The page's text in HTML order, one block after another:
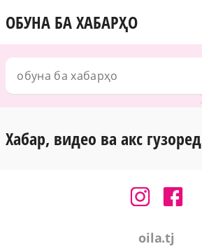
ОБУНА БА ХАБАРҲО
Хабар, видео ва акс гузоред
oila.tj